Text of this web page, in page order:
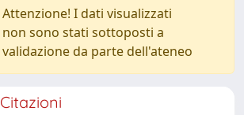
Attenzione! I dati visualizzati
non sono stati sottoposti a
validazione da parte dell'ateneo
Citazioni